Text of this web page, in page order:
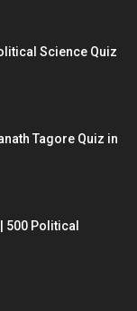
Political Science Quiz
Tagore Quiz in
| 500 Political